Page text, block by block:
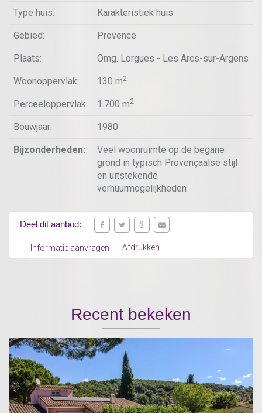
Type huis: Karakteristiek huis
Gebied: Provence
Plaats: Omg. Lorgues - Les Arcs-sur-Argens
Woonoppervlak: 130 m2
Perceeloppervlak: 1.700 m2
Bouwjaar: 1980
Bijzonderheden:
Veel woonruimte op de begane
grond in typisch Provençaalse stijl
en uitstekende
verhuurmogelijkheden
Deel dit aanbod:
Informatie aanvragen Afdrukken
Recent bekeken